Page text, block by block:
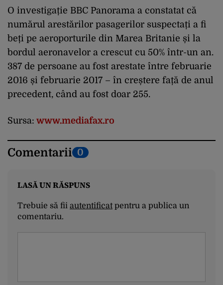
O investigație BBC Panorama a constatat că
numărul arestărilor pasagerilor suspectați a fi
beți pe aeroporturile din Marea Britanie și la
bordul aeronavelor a crescut cu 50% într-un an.
387 de persoane au fost arestate între februarie
2016 și februarie 2017 – în creștere față de anul
precedent, când au fost doar 255.
Sursa: www.mediafax.ro
Comentarii 0
LASĂ UN RĂSPUNS
Trebuie să fii autentificatpentru a publica un
comentariu.